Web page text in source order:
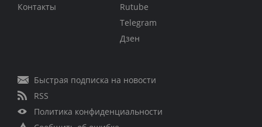
Контакты
Rutube
Telegram
Дзен
Быстрая подписка на новости
RSS
Политика конфиденциальности